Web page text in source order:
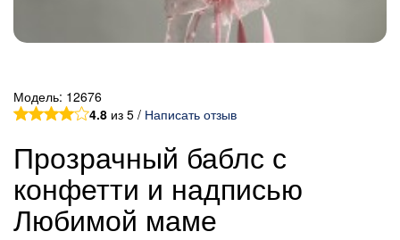
Модель: 12676
4.8 из 5 / Написать отзыв
Прозрачный баблс с
конфетти и надписью
Любимой маме